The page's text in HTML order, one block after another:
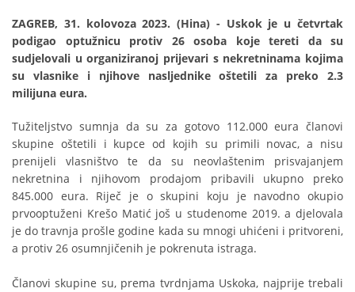
ZAGREB, 31. kolovoza 2023. (Hina) - Uskok je u četvrtak
podigao optužnicu protiv 26 osoba koje tereti da su
sudjelovali u organiziranoj prijevari s nekretninama kojima
su vlasnike i njihove nasljednike oštetili za preko 2.3
milijuna eura.
Tužiteljstvo sumnja da su za gotovo 112.000 eura članovi
skupine oštetili i kupce od kojih su primili novac, a nisu
prenijeli vlasništvo te da su neovlaštenim prisvajanjem
nekretnina i njihovom prodajom pribavili ukupno preko
845.000 eura. Riječ je o skupini koju je navodno okupio
prvooptuženi Krešo Matić još u studenome 2019. a djelovala
je do travnja prošle godine kada su mnogi uhićeni i pritvoreni,
a protiv 26 osumnjičenih je pokrenuta istraga.
Članovi skupine su, prema tvrdnjama Uskoka, najprije trebali